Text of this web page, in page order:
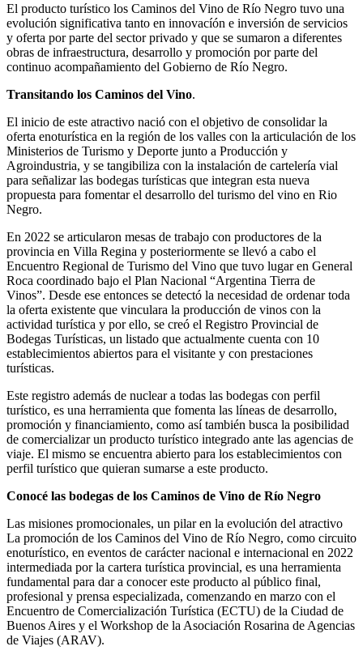
El producto turístico los Caminos del Vino de Río Negro tuvo una
evolución significativa tanto en innovacíón e inversión de servicios
y oferta por parte del sector privado y que se sumaron a diferentes
obras de infraestructura, desarrollo y promoción por parte del
continuo acompañamiento del Gobierno de Río Negro.
Transitando los Caminos del Vino.
El inicio de este atractivo nació con el objetivo de consolidar la
oferta enoturística en la región de los valles con la articulación de los
Ministerios de Turismo y Deporte junto a Producción y
Agroindustria, y se tangibiliza con la instalación de cartelería vial
para señalizar las bodegas turísticas que integran esta nueva
propuesta para fomentar el desarrollo del turismo del vino en Rio
Negro.
En 2022 se articularon mesas de trabajo con productores de la
provincia en Villa Regina y posteriormente se llevó a cabo el
Encuentro Regional de Turismo del Vino que tuvo lugar en General
Roca coordinado bajo el Plan Nacional “Argentina Tierra de
Vinos”. Desde ese entonces se detectó la necesidad de ordenar toda
la oferta existente que vinculara la producción de vinos con la
actividad turística y por ello, se creó el Registro Provincial de
Bodegas Turísticas, un listado que actualmente cuenta con 10
establecimientos abiertos para el visitante y con prestaciones
turísticas.
Este registro además de nuclear a todas las bodegas con perfil
turístico, es una herramienta que fomenta las líneas de desarrollo,
promoción y financiamiento, como así también busca la posibilidad
de comercializar un producto turístico integrado ante las agencias de
viaje. El mismo se encuentra abierto para los establecimientos con
perfil turístico que quieran sumarse a este producto.
Conocé las bodegas de los Caminos de Vino de Río Negro
Las misiones promocionales, un pilar en la evolución del atractivo
La promoción de los Caminos del Vino de Río Negro, como circuito
enoturístico, en eventos de carácter nacional e internacional en 2022
intermediada por la cartera turística provincial, es una herramienta
fundamental para dar a conocer este producto al público final,
profesional y prensa especializada, comenzando en marzo con el
Encuentro de Comercialización Turística (ECTU) de la Ciudad de
Buenos Aires y el Workshop de la Asociación Rosarina de Agencias
de Viajes (ARAV).